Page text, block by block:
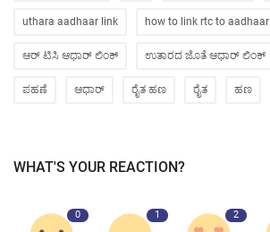
uthara aadhaar link how to link rtc to aadhaar
ಆರ್ ಟಿಸಿ ಆಧಾರ್ ಲಿಂಕ್ ಉತಾರದ ಜೊತೆ ಆಧಾರ್ ಲಿಂಕ್
ಪಹಣೆ ಆಧಾರ್ ರೈತ ಹಣ ರೈತ ಹಣ
WHAT'S YOUR REACTION?
0 1 2